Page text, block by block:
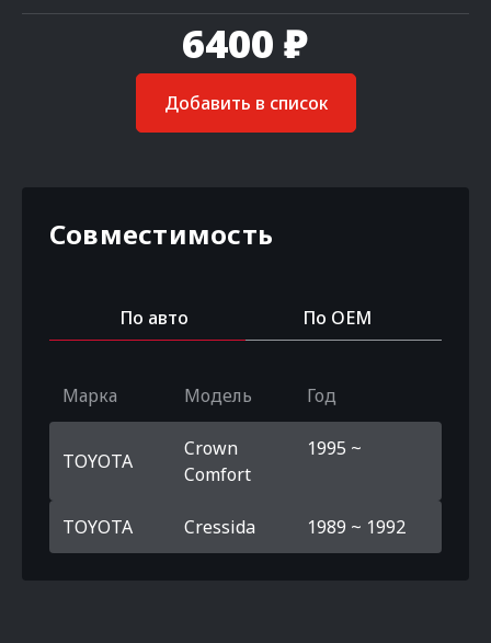
6400 ₽
Добавить в список
Совместимость
По авто По OEM
Марка Модель Год
TOYOTA
Crown
Comfort
1995 ~
TOYOTA Cressida 1989 ~ 1992